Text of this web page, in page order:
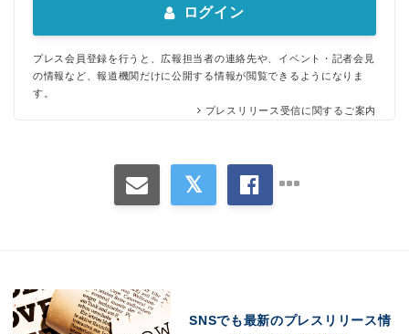
ログイン
プレス会員登録を行うと、広報担当者の連絡先や、イベント・記者会見
の情報など、報道機関だけに公開する情報が閲覧できるようになりま
す。
プレスリリース受信に関するご案内
SNSでも最新のプレスリリース情